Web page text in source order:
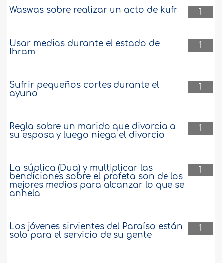
1
Waswas sobre realizar un acto de kufr
1
Usar medias durante el estado de
Ihram
1
Sufrir pequeños cortes durante el
ayuno
1
Regla sobre un marido que divorcia a
su esposa y luego niega el divorcio
1
La súplica (Dua) y multiplicar las
bendiciones sobre el profeta son de los
mejores medios para alcanzar lo que se
anhela
1
Los jóvenes sirvientes del Paraíso están
solo para el servicio de su gente